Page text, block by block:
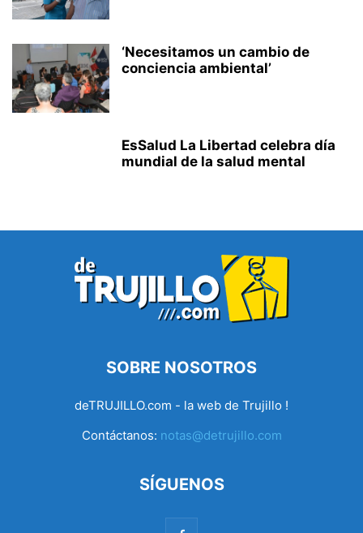
‘Necesitamos un cambio de
conciencia ambiental’
EsSalud La Libertad celebra día
mundial de la salud mental
SOBRE NOSOTROS
deTRUJILLO.com - la web de Trujillo !
Contáctanos: notas@detrujillo.com
SÍGUENOS